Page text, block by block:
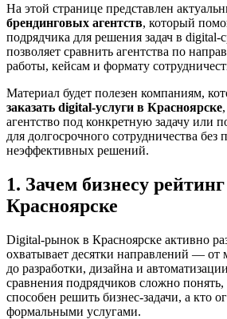
На этой странице представлен
брендинговых агентств, который
подрядчика для решения задач в digital-
позволяет сравнить агентства по
работы, кейсам и формату
Материал будет полезен компаниям,
заказать digital-услуги в Красноярске
агентство под конкретную задачу или
для долгосрочного сотрудничества без
неэффективных решений.
1. Зачем бизнесу
Красноярске
Digital-рынок в Красноярске активно
охватывает десятки направлений — от
до разработки, дизайна и
сравнения подрядчиков сложно понять,
способен решить бизнес-задачи, а кто
формальными услугами.